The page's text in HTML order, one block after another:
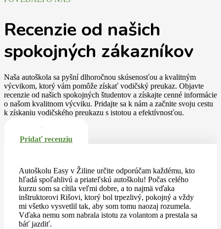
Recenzie od našich
spokojných zákazníkov
Naša autoškola sa pyšní dlhoročnou skúsenosťou a kvalitným
výcvikom, ktorý vám pomôže získať vodičský preukaz. Objavte
recenzie od našich spokojných študentov a získajte cenné informácie
o našom kvalitnom výcviku. Pridajte sa k nám a začnite svoju cestu
k získaniu vodičského preukazu s istotou a efektívnosťou.
Pridať recenziu
Pridať recenziu
Autoškolu Easy v Žiline určite odporúčam každému, kto
hľadá spoľahlivú a priateľskú autoškolu! Počas celého
kurzu som sa cítila veľmi dobre, a to najmä vďaka
inštruktorovi Rišovi, ktorý bol trpezlivý, pokojný a vždy
mi všetko vysvetlil tak, aby som tomu naozaj rozumela.
Vďaka nemu som nabrala istotu za volantom a prestala sa
báť jazdiť.